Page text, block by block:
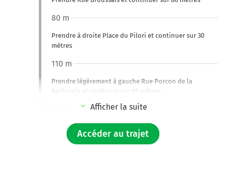
Prendre à droite Place du Pilori et continuer sur 30
mètres
80 m
Prendre légèrement à gauche Rue Porcon de la
Barbinais et continuer sur 65 mètres
110 m
Prendre à droite Grand' Rue et continuer sur 130
mètres
Afficher la suite
Accéder au trajet